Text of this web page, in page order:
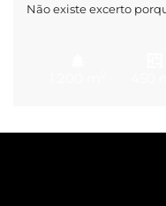
Não existe excerto